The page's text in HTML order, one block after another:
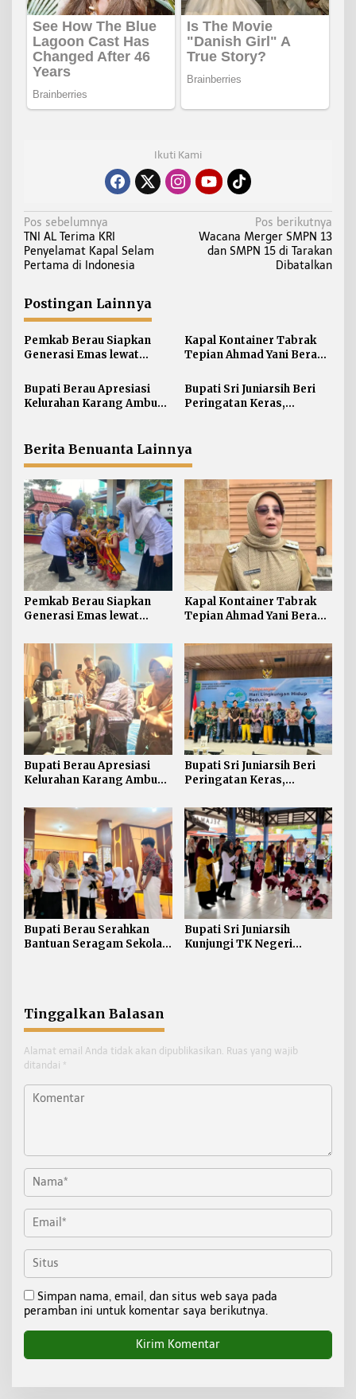
Ikuti Kami
N
a
v
g
a
s
i
o
Pos sebelumnya
TNI AL Terima KRI
Penyelamat Kapal Selam
Pertama di Indonesia
Pos berikutnya
Wacana Merger SMPN 13
dan SMPN 15 di Tarakan
Dibatalkan
Postingan Lainnya
Pemkab Berau Siapkan
Generasi Emas lewat
Kapal Kontainer Tabrak
Tepian Ahmad Yani Berau
Buka Suara Soal Ganti Rugi
Bupati Berau Apresiasi
Kelurahan Karang Ambun
Bupati Sri Juniarsih Beri
Peringatan Keras,
Berita Benuanta Lainnya
Pemkab Berau Siapkan
Generasi Emas lewat
Kapal Kontainer Tabrak
Tepian Ahmad Yani Berau
Buka Suara Soal Ganti Rugi
Bupati Berau Apresiasi
Kelurahan Karang Ambun
Bupati Sri Juniarsih Beri
Peringatan Keras,
54 Ribu Ton
Bupati Berau Serahkan
Bantuan Seragam Sekolah
Bupati Sri Juniarsih
Kunjungi TK Negeri
Tinggalkan Balasan
Alamat email Anda tidak akan dipublikasikan. Ruas yang wajib
ditandai *
Simpan nama, email, dan situs web saya pada
peramban ini untuk komentar saya berikutnya.